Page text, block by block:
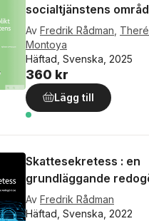
socialtjänstens
Av Fredrik Rådman
Montoya
Häftad, Svenska, 2025
360 kr
Lägg till
Skattesekretess : en
grundläggande
Av Fredrik Rådman
Häftad, Svenska, 2022